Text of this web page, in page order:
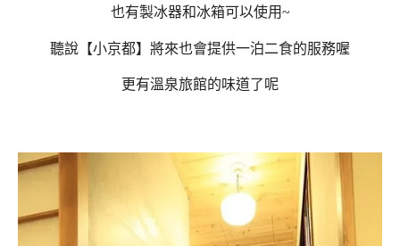
也有製冰器和冰箱可以使用~
聽說【小京都】將來也會提供一泊二食的服務喔
更有溫泉旅館的味道了呢